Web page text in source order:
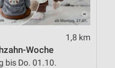
1,8 km
Woche
bis Do. 01.10.